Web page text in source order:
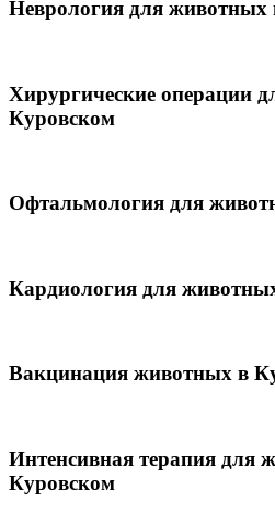
Неврология для животных
Хирургические операции
Куровском
Офтальмология для
Кардиология для
Вакцинация животных в
Интенсивная терапия для
Куровском